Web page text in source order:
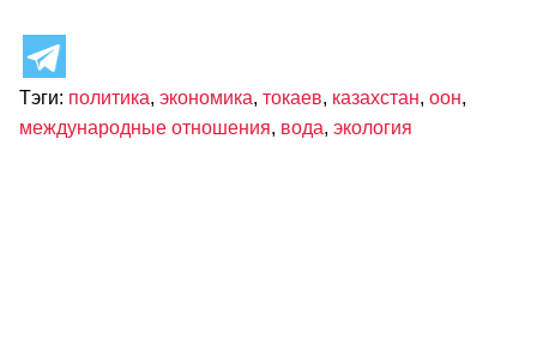
Тэги: политика, экономика, токаев, казахстан, оон,
международные отношения, вода, экология